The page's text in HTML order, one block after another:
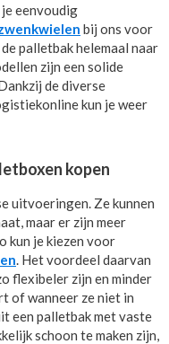
eenvoudig
bij ons voor
palletbak helemaal naar
zijn een solide
de diverse
kun je weer
kopen
uitvoeringen. Ze kunnen
maar er zijn meer
kun je kiezen voor
. Het voordeel daarvan
flexibeler zijn en minder
of wanneer ze niet in
een palletbak met vaste
schoon te maken zijn,